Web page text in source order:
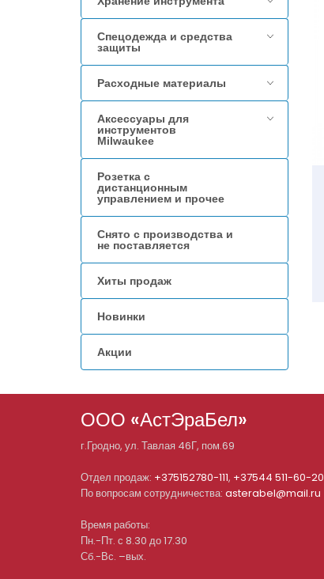
Спецодежда и средства
защиты
Расходные материалы
Аксессуары для
инструментов
Milwaukee
Розетка с
дистанционным
управлением и прочее
Снято с производства и
не поставляется
Хиты продаж
Новинки
Акции
ООО «АстЭраБел»
г.Гродно, ул. Тавлая 46Г, пом.69
Отдел продаж: +375152780-111, +37544 511-60-20
По вопросам сотрудничества: asterabel@mail.ru
Время работы:
Пн.-Пт. с 8.30 до 17.30
Сб.-Вс. –вых.